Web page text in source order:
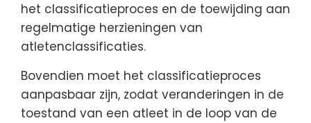
het classificatieproces en de toewijding aan
regelmatige herzieningen van
atletenclassificaties.
Bovendien moet het classificatieproces
aanpasbaar zijn, zodat veranderingen in de
toestand van een atleet in de loop van de